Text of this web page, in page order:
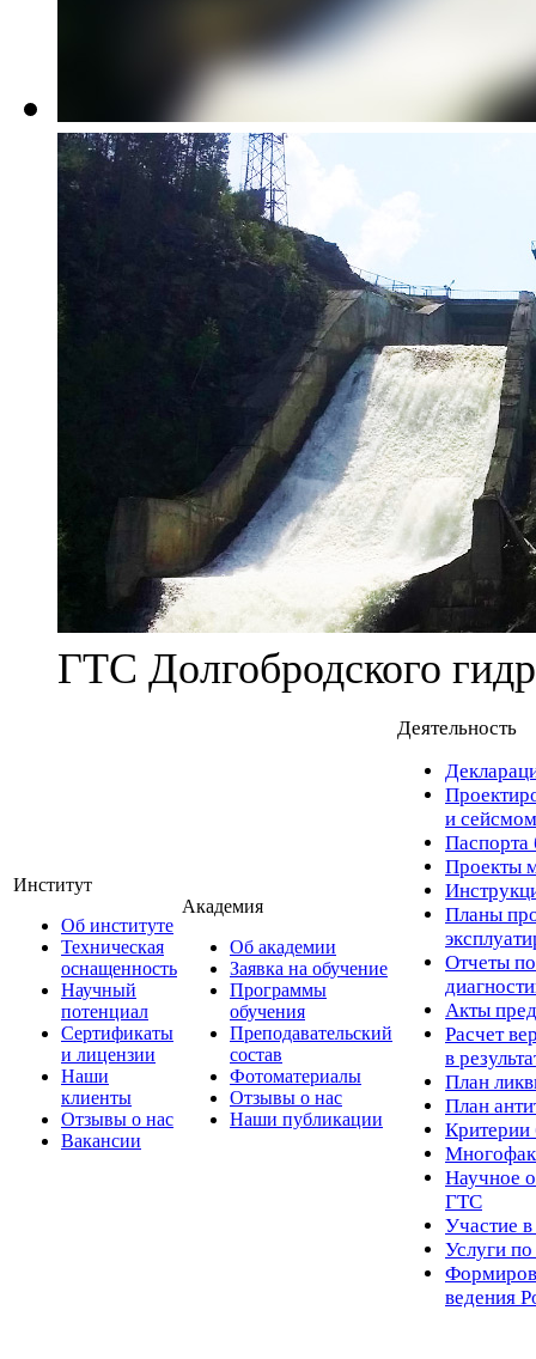
ГТС Долгобродского
Институт
Об институте
Техническая
оснащенность
Научный
потенциал
Сертификаты
и лицензии
Наши
клиенты
Отзывы о нас
Вакансии
Академия
Об академии
Заявка на обучение
Программы
обучения
Преподавательский
состав
Фотоматериалы
Отзывы о нас
Наши публикации
Деятельность
и
Паспорта
Проекты
Планы
Отчеты по
Акты
Расчет
в
План
План
Критерии
Научное
ГТС
Участие
Услуги
ведения